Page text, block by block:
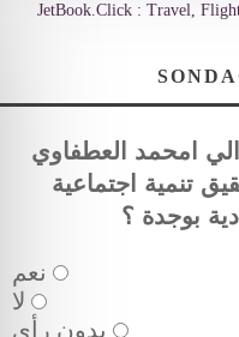
JetBook.Click : Travel,
امحمد العطفاوي
تنمية اجتماعية
بوجدة ؟
نعم
لا
بدون رأي